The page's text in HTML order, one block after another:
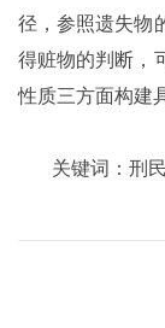
径，参照遗失物
得赃物的判断，
性质三方面构建
关键词：刑